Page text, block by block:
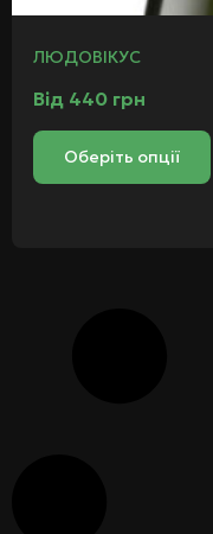
ЛЮДОВІКУС
Від 440 грн
Оберіть опції